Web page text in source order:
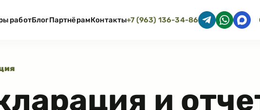
работБлогПартнёрамКонтакты+7 (963) 136-34-86
и